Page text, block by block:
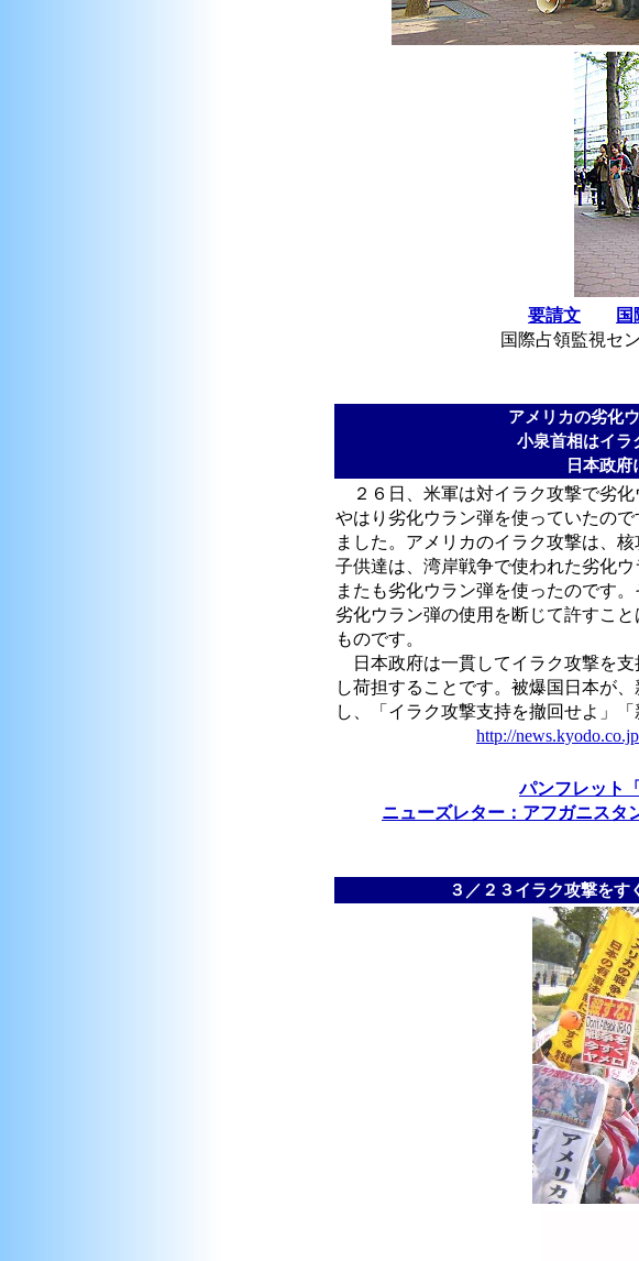
要請文
国際占領監視セ
アメリカの劣化
小泉首相はイラ
日本政
２６日、米軍は対イラク攻撃で劣化
やはり劣化ウラン弾を使っていたの
ました。アメリカのイラク攻撃は、
子供達は、湾岸戦争で使われた劣化
またも劣化ウラン弾を使ったのです
劣化ウラン弾の使用を断じて許すこ
ものです。
日本政府は一貫してイラク攻撃を
し荷担することです。被爆国日本が
し、「イラク攻撃支持を撤回せよ」
http://
パンフレット
ニューズレター：アフガニスタ
３／２３イラク攻撃を